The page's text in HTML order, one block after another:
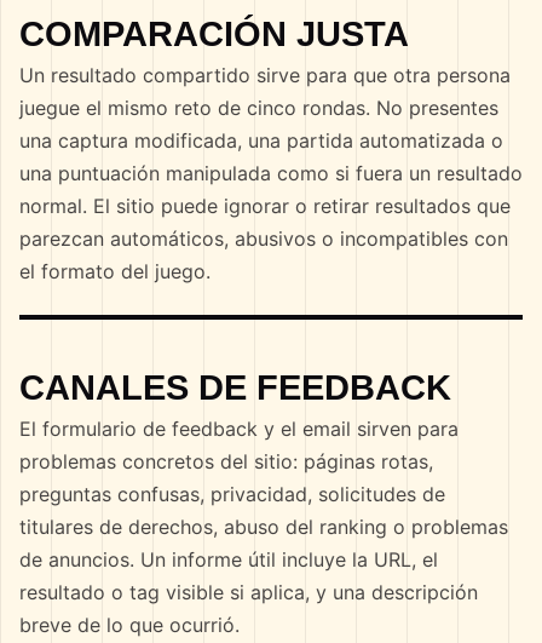
COMPARACIÓN JUSTA
Un resultado compartido sirve para que otra persona
juegue el mismo reto de cinco rondas. No presentes
una captura modificada, una partida automatizada o
una puntuación manipulada como si fuera un resultado
normal. El sitio puede ignorar o retirar resultados que
parezcan automáticos, abusivos o incompatibles con
el formato del juego.
CANALES DE FEEDBACK
El formulario de feedback y el email sirven para
problemas concretos del sitio: páginas rotas,
preguntas confusas, privacidad, solicitudes de
titulares de derechos, abuso del ranking o problemas
de anuncios. Un informe útil incluye la URL, el
resultado o tag visible si aplica, y una descripción
breve de lo que ocurrió.